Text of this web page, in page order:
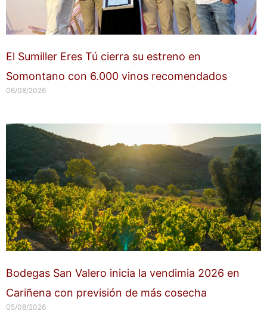
El Sumiller Eres Tú cierra su estreno en
Somontano con 6.000 vinos recomendados
06/08/2026
Bodegas San Valero inicia la vendimia 2026 en
Cariñena con previsión de más cosecha
05/08/2026